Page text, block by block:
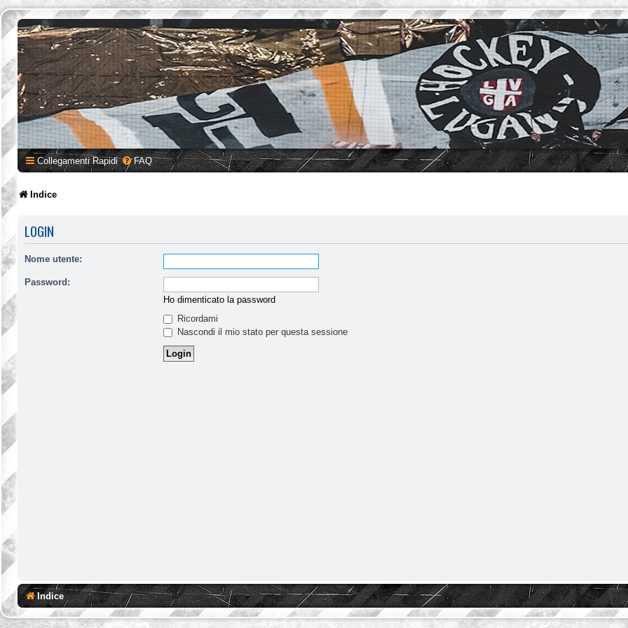
Collegamenti Rapidi FAQ
Indice
LOGIN
Nome utente:
Password:
Ho dimenticato la password
Ricordami
Nascondi il mio stato per questa sessione
Indice